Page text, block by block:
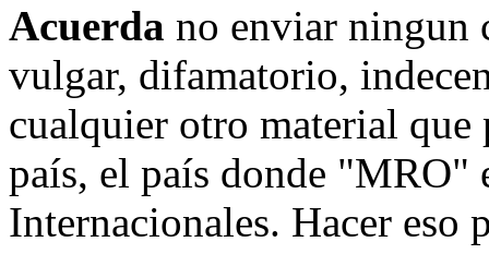
Acuerda no enviar ningun
vulgar, difamatorio,
cualquier otro material
país, el país donde "MRO"
Internacionales. Hacer eso